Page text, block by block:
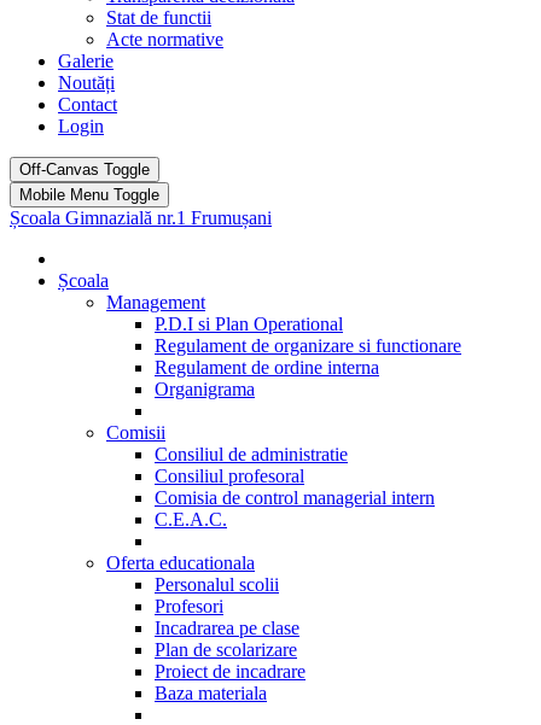
Stat de functii
Acte normative
Galerie
Noutăți
Contact
Login
Off-Canvas Toggle
Mobile Menu Toggle
Școala Gimnazială nr.1 Frumușani
Școala
Management
P.D.I si Plan Operational
Regulament de organizare si functionare
Regulament de ordine interna
Organigrama
Comisii
Consiliul de administratie
Consiliul profesoral
Comisia de control managerial intern
C.E.A.C.
Oferta educationala
Personalul scolii
Profesori
Incadrarea pe clase
Plan de scolarizare
Proiect de incadrare
Baza materiala